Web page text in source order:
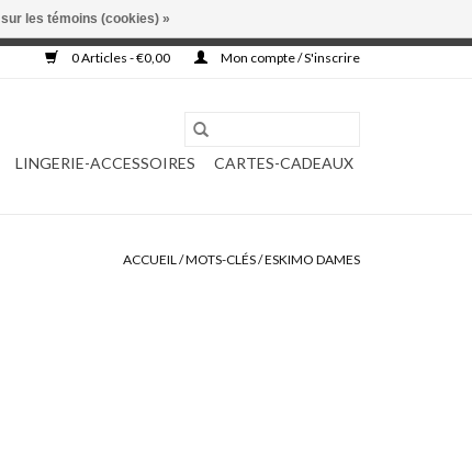
0 Articles - €0,00 Mon compte / S'inscrire
LINGERIE-ACCESSOIRES CARTES-CADEAUX
ACCUEIL/MOTS-CLÉS/ESKIMO DAMES
les témoins (cookies) »
complétée.